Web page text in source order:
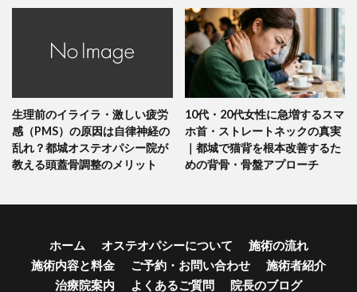
生理前のイライラ・激しい疲労
感（PMS）の原因は自律神経の
乱れ？都城オステオパシー院が
教える頭蓋骨調整のメリット
10代・20代女性に急増するスマ
ホ首・ストレートネックの真実
｜都城で猫背を根本改善するた
めの背骨・骨盤アプローチ
ホーム オステオパシーについて
施術の流れ
施術内容と料金
ご予約・お問い合わせ
施術者紹介
治療院案内
よくあるご質問 院長のブログ